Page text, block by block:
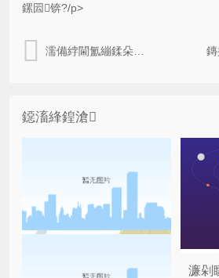
鏍囩锛?/p>
濡備綍閫氳繃鍒朵綔鏈嶈鍚婄墝鏉ユ彁鍗囨湇瑁呴槻浼兘鍔?/a> 鏄撶
鐚滀綘鍠滄